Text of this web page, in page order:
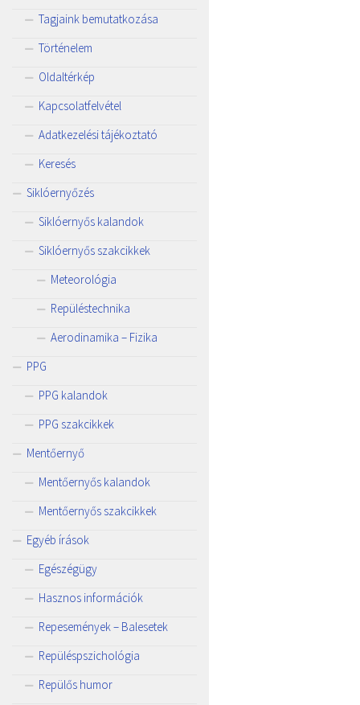
Tagjaink bemutatkozása
Történelem
Oldaltérkép
Kapcsolatfelvétel
Adatkezelési tájékoztató
Keresés
Siklóernyőzés
Siklóernyős kalandok
Siklóernyős szakcikkek
Meteorológia
Repüléstechnika
Aerodinamika – Fizika
PPG
PPG kalandok
PPG szakcikkek
Mentőernyő
Mentőernyős kalandok
Mentőernyős szakcikkek
Egyéb írások
Egészégügy
Hasznos információk
Repesemények – Balesetek
Repüléspszichológia
Repülős humor